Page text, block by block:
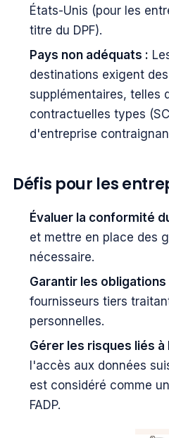
États-Unis (pour les
titre du DPF).
Pays non adéquats :
destinations exigent
supplémentaires, telles
contractuelles types
d'entreprise
Défis pour les
Évaluer la conformité
et mettre en place des
nécessaire.
Garantir les
fournisseurs tiers
personnelles.
Gérer les risques liés
l'accès aux données
est considéré comme
FADP.